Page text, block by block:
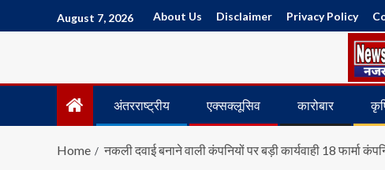
August 7, 2026 About Us Disclaimer Privacy Policy
अंतरराष्ट्रीय एक्सक्लूसिव कारोबार
Home नकली दवाई बनाने वाली कंपनियों पर बड़ी कार्यवाही 18 फार्मा